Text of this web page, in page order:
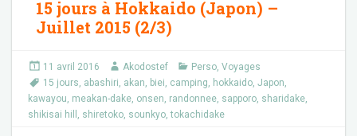
15 jours à Hokkaido (Japon) –
Juillet 2015 (2/3)
11 avril 2016 Akodostef Perso, Voyages
15 jours, abashiri, akan, biei, camping, hokkaido, Japon,
kawayou, meakan-dake, onsen, randonnee, sapporo, sharidake,
shikisai hill , shiretoko, sounkyo,tokachidake